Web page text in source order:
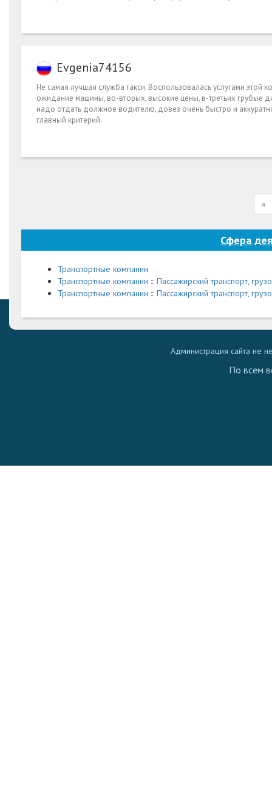
Evgenia74156
Не самая лучшая служба такси. Воспользовалась услугами
ожидание машины, во-вторых, высокие цены, в-третьих грубые
надо отдать должное водителю, довез очень быстро и
главный критерий.
«
Сфера
Транспортные компании
Транспортные компании ::: Пассажирский транспорт,
Транспортные компании ::: Пассажирский транспорт,
Администрация сайта не
По всем